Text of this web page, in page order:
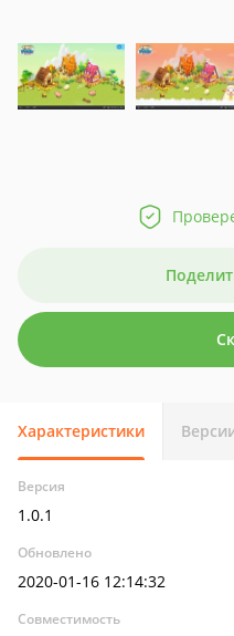
Характеристики
Версия
1.0.1
Обновлено
2020-01-16 12:14:32
Совместимость